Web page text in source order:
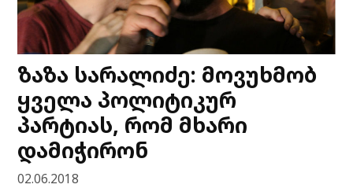
ზაზა სარალიძე: მოვუხმობ
ყველა პოლიტიკურ
პარტიას, რომ მხარი
დამიჭირონ
02.06.2018